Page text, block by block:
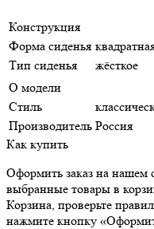
Конструкция
Форма сиденья
Тип сиденья
жёсткое
О модели
Стиль
Производитель Россия
Как купить
Оформить заказ на нашем
выбранные товары в
Корзина, проверьте
нажмите кнопку